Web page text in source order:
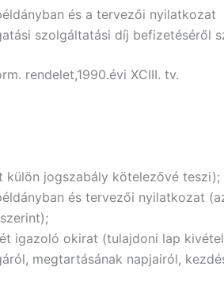
és a tervezői nyilatkozat
szolgáltatási díj befizetéséről
rendelet,1990.évi XCIII. tv.
külön jogszabály kötelezővé teszi);
és tervezői nyilatkozat
igazoló okirat (tulajdoni lap
megtartásának napjairól,